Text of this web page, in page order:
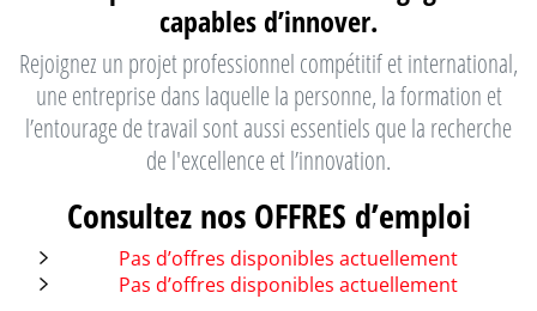
capables d’innover.
Rejoignez un projet professionnel compétitif et international,
une entreprise dans laquelle la personne, la formation et
l’entourage de travail sont aussi essentiels que la recherche
de l'excellence et l’innovation.
Consultez nos OFFRES d’emploi
Pas d’offres disponibles actuellement
Pas d’offres disponibles actuellement